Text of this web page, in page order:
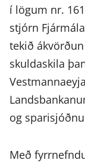
í lögum nr.
stjórn
tekið
skuldaskila
og
Með